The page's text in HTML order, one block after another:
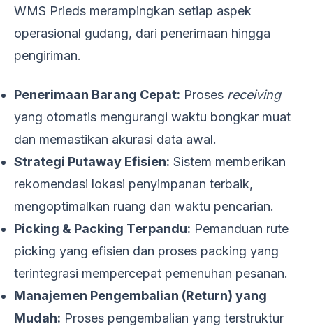
WMS Prieds merampingkan setiap aspek
operasional gudang, dari penerimaan hingga
pengiriman.
Penerimaan Barang Cepat: Proses receiving
yang otomatis mengurangi waktu bongkar muat
dan memastikan akurasi data awal.
Strategi Putaway Efisien: Sistem memberikan
rekomendasi lokasi penyimpanan terbaik,
mengoptimalkan ruang dan waktu pencarian.
Picking & Packing Terpandu: Pemanduan rute
picking yang efisien dan proses packing yang
terintegrasi mempercepat pemenuhan pesanan.
Manajemen Pengembalian (Return) yang
Mudah: Proses pengembalian yang terstruktur